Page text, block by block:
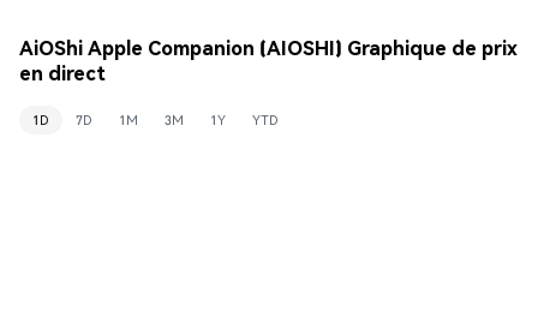
AiOShi Apple Companion (AIOSHI) Graphique de prix
en direct
1D 7D 1M 3M 1Y YTD